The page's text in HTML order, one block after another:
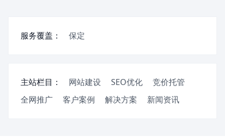
服务覆盖： 保定
主站栏目： 网站建设 SEO优化
竞价托管
全网推广
客户案例 解决方案 新闻资讯